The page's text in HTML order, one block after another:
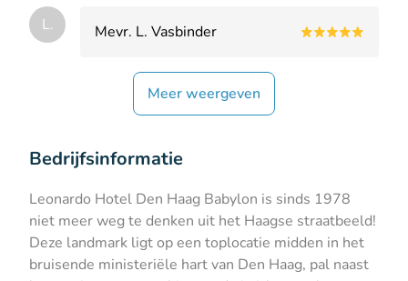
L. Mevr. L. Vasbinder
Meer weergeven
Bedrijfsinformatie
Leonardo Hotel Den Haag Babylon is sinds 1978
niet meer weg te denken uit het Haagse straatbeeld!
Deze landmark ligt op een toplocatie midden in het
bruisende ministeriële hart van Den Haag, pal naast